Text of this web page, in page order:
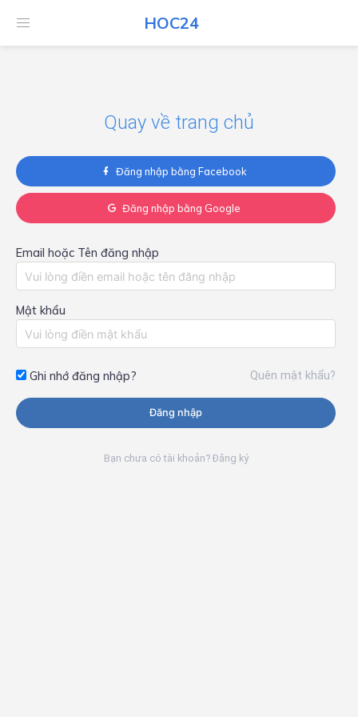
HOC24
HOC24
Quay về trang chủ
Đăng nhập bằng Facebook
Đăng nhập bằng Google
Email hoặc Tên đăng nhập
Mật khẩu
Ghi nhớ đăng nhập? Quên mật khẩu?
Đăng nhập
Bạn chưa có tài khoản? Đăng ký